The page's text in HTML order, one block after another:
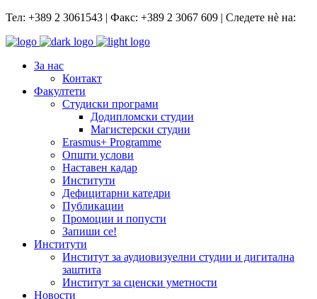
Тел: +389 2 3061543 | Факс: +389 2 3067 609 | Следете нѐ на:
За нас
Контакт
Факултети
Студиски програми
Додипломски студии
Магистерски студии
Erasmus+ Programme
Општи услови
Наставен кадар
Институти
Дефицитарни катедри
Публикации
Промоции и попусти
Запиши се!
Институти
Институт за аудиовизуелни студии и дигитална
заштита
Институт за сценски уметности
Новости